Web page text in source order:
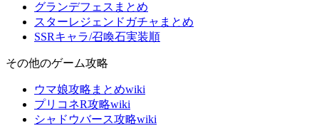
グランデフェスまとめ
スターレジェンドガチャまとめ
SSRキャラ/召喚石実装順
その他のゲーム攻略
ウマ娘攻略まとめwiki
プリコネR攻略wiki
シャドウバース攻略wiki